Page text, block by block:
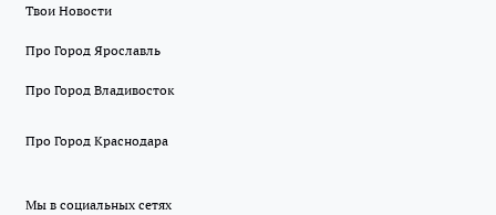
Твои Новости
Про Город Ярославль
Про Город Владивосток
Про Город Краснодара
Мы в социальных сетях